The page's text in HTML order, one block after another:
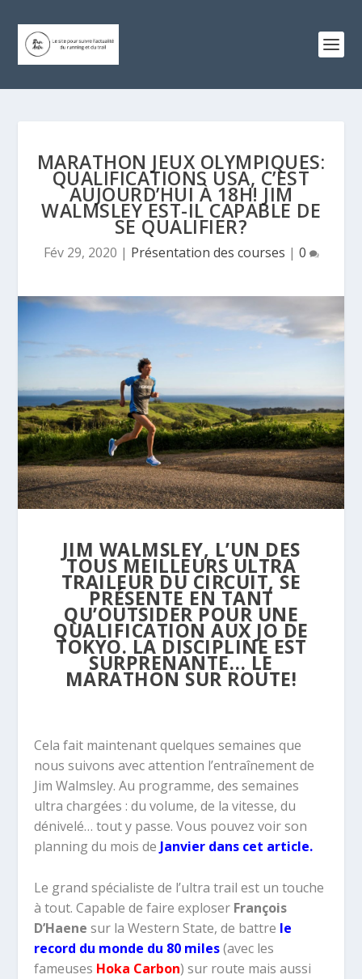
MARATHON JEUX OLYMPIQUES:
QUALIFICATIONS USA, C’EST
AUJOURD’HUI À 18H! JIM
WALMSLEY EST-IL CAPABLE DE
SE QUALIFIER?
Fév 29, 2020 | Présentation des courses | 0
JIM WALMSLEY, L’UN DES
TOUS MEILLEURS ULTRA
TRAILEUR DU CIRCUIT, SE
PRÉSENTE EN TANT
QU’OUTSIDER POUR UNE
QUALIFICATION AUX JO DE
TOKYO. LA DISCIPLINE EST
SURPRENANTE… LE
MARATHON SUR ROUTE!
Cela fait maintenant quelques semaines que
nous suivons avec attention l’entraînement de
Jim Walmsley. Au programme, des semaines
ultra chargées : du volume, de la vitesse, du
dénivelé… tout y passe. Vous pouvez voir son
planning du mois deJanvier dans cet article.
Le grand spécialiste de l’ultra trail est un touche
à tout. Capable de faire exploser François
D’Haenesur la Western State, de battre le
record du monde du 80 miles(avec les
fameuses Hoka Carbon) sur route mais aussi